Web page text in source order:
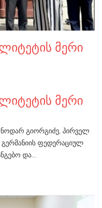
მერი
მერი
ნოდარ გიორგიძე, პირველ
გერმანიის ფედერაციულ
და…